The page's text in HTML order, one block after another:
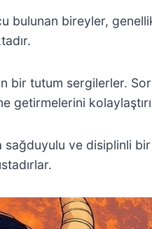
bulunan bireyler,
bir tutum sergilerler.
getirmelerini
ve disiplinli